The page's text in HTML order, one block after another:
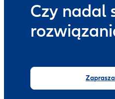
Czy nadal